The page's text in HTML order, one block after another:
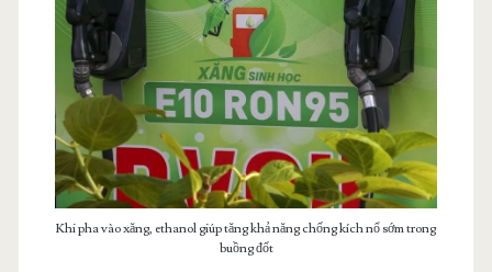
Khi pha vào xăng, ethanol giúp tăng khả năng chống kích nổ sớm trong
buồng đốt